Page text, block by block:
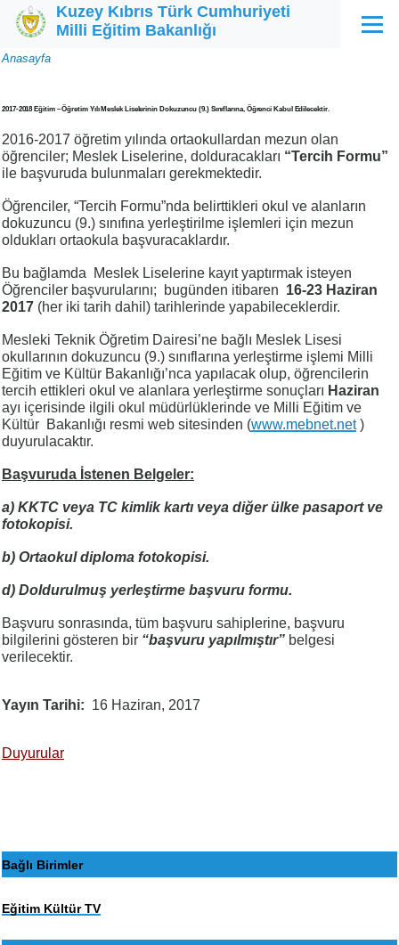
Ana içeriğe atla
Kuzey Kıbrıs Türk Cumhuriyeti
Milli Eğitim Bakanlığı
Menü
Sayfa
Anasayfa
2017-2018 Eğitim – Öğretim Yılı Meslek Liselerinin Dokuzuncu (9.) Sınıflarına, Öğrenci Kabul Edilecektir.
2016-2017 öğretim yılında ortaokullardan mezun olan
öğrenciler; Meslek Liselerine, dolduracakları “Tercih Formu”
ile başvuruda bulunmaları gerekmektedir.
Öğrenciler, “Tercih Formu”nda belirttikleri okul ve alanların
dokuzuncu (9.) sınıfına yerleştirilme işlemleri için mezun
oldukları ortaokula başvuracaklardır.
Bu bağlamda Meslek Liselerine kayıt yaptırmak isteyen
Öğrenciler başvurularını; bugünden itibaren 16-23 Haziran
2017 (her iki tarih dahil) tarihlerinde yapabileceklerdir.
Mesleki Teknik Öğretim Dairesi’ne bağlı Meslek Lisesi
okullarının dokuzuncu (9.) sınıflarına yerleştirme işlemi Milli
Eğitim ve Kültür Bakanlığı’nca yapılacak olup, öğrencilerin
tercih ettikleri okul ve alanlara yerleştirme sonuçları Haziran
ayı içerisinde ilgili okul müdürlüklerinde ve Milli Eğitim ve
Kültür Bakanlığı resmi web sitesinden (www.mebnet.net)
duyurulacaktır.
Başvuruda İstenen Belgeler:
a) KKTC veya TC kimlik kartı veya diğer ülke pasaport ve
fotokopisi.
b) Ortaokul diploma fotokopisi.
d) Doldurulmuş yerleştirme başvuru formu.
Başvuru sonrasında, tüm başvuru sahiplerine, başvuru
bilgilerini gösteren bir “başvuru yapılmıştır” belgesi
verilecektir.
Yayın Tarihi 16 Haziran, 2017
Duyurular
Bağlı Birimler
Eğitim Kültür TV